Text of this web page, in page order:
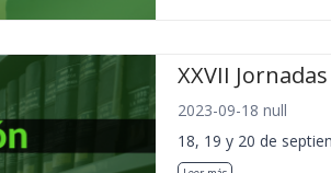
XXVII
2023-09-18 null
18, 19 y 20 de